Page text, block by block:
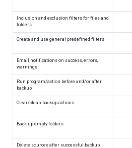
Inclusion and exclusion filters for files and
folders
Create and use general predefined filters
Email notifications on success, errors,
warnings
Run program/action before and/or after
backup
Clear/clean backup actions
Back up empty folders
Delete sources after successful backup